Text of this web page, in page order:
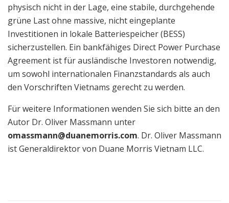
physisch nicht in der Lage, eine stabile, durchgehende
grüne Last ohne massive, nicht eingeplante
Investitionen in lokale Batteriespeicher (BESS)
sicherzustellen. Ein bankfähiges Direct Power Purchase
Agreement ist für ausländische Investoren notwendig,
um sowohl internationalen Finanzstandards als auch
den Vorschriften Vietnams gerecht zu werden.
Für weitere Informationen wenden Sie sich bitte an den
Autor Dr. Oliver Massmann unter
omassmann@duanemorris.com. Dr. Oliver Massmann
ist Generaldirektor von Duane Morris Vietnam LLC.